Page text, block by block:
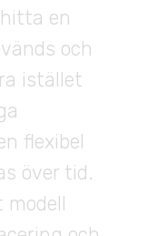
en
och
istället
flexibel
över tid.